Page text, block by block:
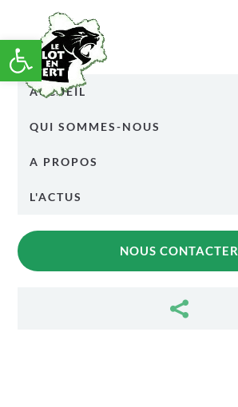
ACCUEIL
QUI SOMMES-NOUS
A PROPOS
L'ACTUS
NOUS CONTACTER

Ouvrir la barre d’outils